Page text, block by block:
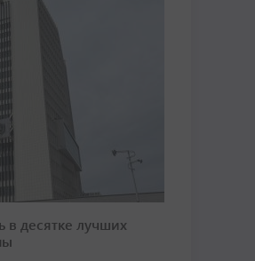
десятке лучших